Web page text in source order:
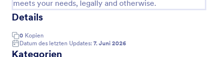
meets your needs, legally and otherwise.
Details
0 Kopien
Datum des letzten Updates: 7. Juni 2026
Kategorien